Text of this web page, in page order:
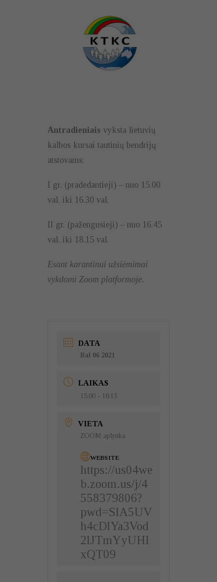
Antradieniais vyksta lietuvių
kalbos kursai tautinių bendrijų
atstovams:
I gr. (pradedantieji) – nuo 15.00
val. iki 16.30 val.
II gr. (pažengusieji) – nuo 16.45
val. iki 18.15 val.
Esant karantinui užsiėmimai
vykdomi Zoom platformoje.
DATA
Bal 06 2021
LAIKAS
15:00 - 18:15
VIETA
ZOOM aplynka
WEBSITE
https://us04we
b.zoom.us/j/4
558379806?
pwd=SlA5UV
h4cDlYa3Vod
2lJTmYyUHI
xQT09